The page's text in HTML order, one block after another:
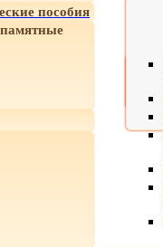
пособия